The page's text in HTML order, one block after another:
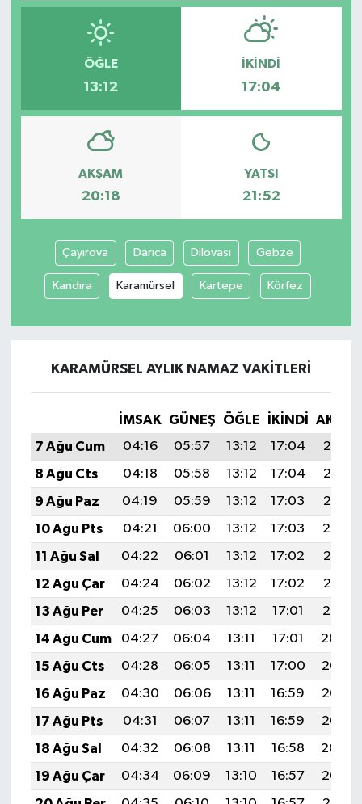
ÖĞLE
13:12
İKINDI
17:04
AKŞAM
20:18
YATSI
21:52
Çayırova Darıca Dilovası Gebze
Kandıra Karamürsel Kartepe Körfez
KARAMÜRSEL AYLIK NAMAZ VAKITLERI
İMSAK GÜNEŞ ÖĞLE İKINDI
7 Ağu Cum
04:16 05:57 13:12 17:04
20:18
8 Ağu Cts
04:18 05:58 13:12 17:04
20:17
9 Ağu Paz
04:19 05:59 13:12 17:03
20:16
10 Ağu Pts
04:21 06:00 13:12 17:03
20:14
11 Ağu Sal
04:22 06:01 13:12 17:02
20:13
12 Ağu Çar
04:24 06:02 13:12 17:02
20:12
13 Ağu Per
04:25 06:03 13:12 17:01
20:10
14 Ağu Cum
04:27 06:04 13:11 17:01
20:09
15 Ağu Cts
04:28 06:05 13:11 17:00
20:08
16 Ağu Paz
04:30 06:06 13:11 16:59
20:06
17 Ağu Pts
04:31 06:07 13:11 16:59
20:05
18 Ağu Sal
04:32 06:08 13:11 16:58
20:04
19 Ağu Çar
04:34 06:09 13:10 16:57
20:02